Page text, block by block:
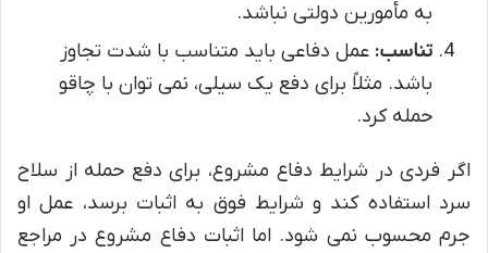
به مأمورین دولتی نباشد.
تناسب: عمل دفاعی باید متناسب با شدت تجاوز
باشد. مثلاً برای دفع یک سیلی، نمی توان با چاقو
حمله کرد.
اگر فردی در شرایط دفاع مشروع، برای دفع حمله از سلاح
سرد استفاده کند و شرایط فوق به اثبات برسد، عمل او
جرم محسوب نمی شود. اما اثبات دفاع مشروع در مراجع